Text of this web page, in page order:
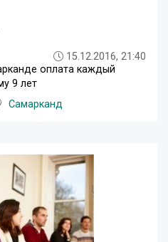
15.12.2016, 21:40
оплата каждый
9 лет
Самарканд